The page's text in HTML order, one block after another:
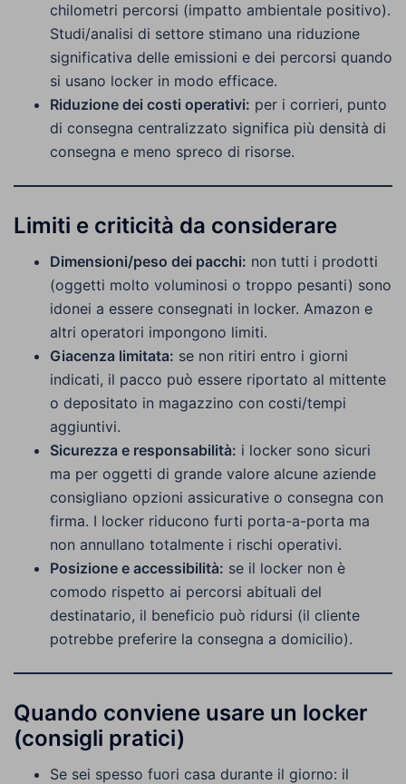
chilometri percorsi (impatto ambientale positivo).
Studi/analisi di settore stimano una riduzione
significativa delle emissioni e dei percorsi quando
si usano locker in modo efficace.
Riduzione dei costi operativi: per i corrieri, punto
di consegna centralizzato significa più densità di
consegna e meno spreco di risorse.
Limiti e criticità da considerare
Dimensioni/peso dei pacchi: non tutti i prodotti
(oggetti molto voluminosi o troppo pesanti) sono
idonei a essere consegnati in locker. Amazon e
altri operatori impongono limiti.
Giacenza limitata: se non ritiri entro i giorni
indicati, il pacco può essere riportato al mittente
o depositato in magazzino con costi/tempi
aggiuntivi.
Sicurezza e responsabilità: i locker sono sicuri
ma per oggetti di grande valore alcune aziende
consigliano opzioni assicurative o consegna con
firma. I locker riducono furti porta-a-porta ma
non annullano totalmente i rischi operativi.
Posizione e accessibilità: se il locker non è
comodo rispetto ai percorsi abituali del
destinatario, il beneficio può ridursi (il cliente
potrebbe preferire la consegna a domicilio).
Quando conviene usare un locker
(consigli pratici)
Se sei spesso fuori casa durante il giorno: il